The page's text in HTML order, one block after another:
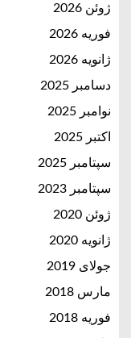
ژوئن 2026
فوریه 2026
ژانویه 2026
دسامبر 2025
نوامبر 2025
اکتبر 2025
سپتامبر 2025
سپتامبر 2023
ژوئن 2020
ژانویه 2020
جولای 2019
مارس 2018
فوریه 2018